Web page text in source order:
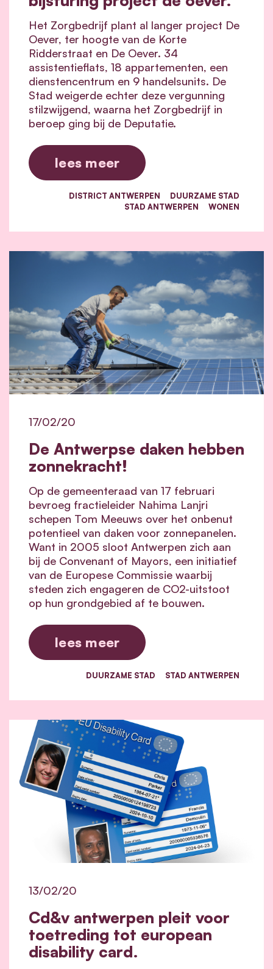
Het Zorgbedrijf plant al langer project De
Oever, ter hoogte van de Korte
Ridderstraat en De Oever. 34
assistentieflats, 18 appartementen, een
dienstencentrum en 9 handelsunits. De
Stad weigerde echter deze vergunning
stilzwijgend, waarna het Zorgbedrijf in
beroep ging bij de Deputatie.
lees meer
DISTRICT ANTWERPEN
DUURZAME STAD
STAD ANTWERPEN
WONEN
De Antwerpse daken hebben
zonnekracht!
17/02/20
Op de gemeenteraad van 17 februari
bevroeg fractieleider Nahima Lanjri
schepen Tom Meeuws over het onbenut
potentieel van daken voor zonnepanelen.
Want in 2005 sloot Antwerpen zich aan
bij de Convenant of Mayors, een initiatief
van de Europese Commissie waarbij
steden zich engageren de CO2-uitstoot
op hun grondgebied af te bouwen.
lees meer
DUURZAME STAD STAD ANTWERPEN
Cd&v antwerpen pleit voor
toetreding tot european
disability card.
13/02/20